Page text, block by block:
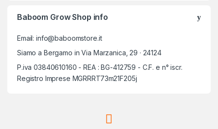
Baboom Grow Shop info
Email: info@baboomstore.it
Siamo a Bergamo in Via Marzanica, 29 · 24124
P.iva 03840610160 - REA : BG-412759 - C.F. e n° iscr.
Registro Imprese MGRRRT73m21F205j